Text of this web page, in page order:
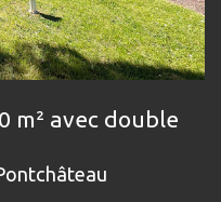
m² avec double